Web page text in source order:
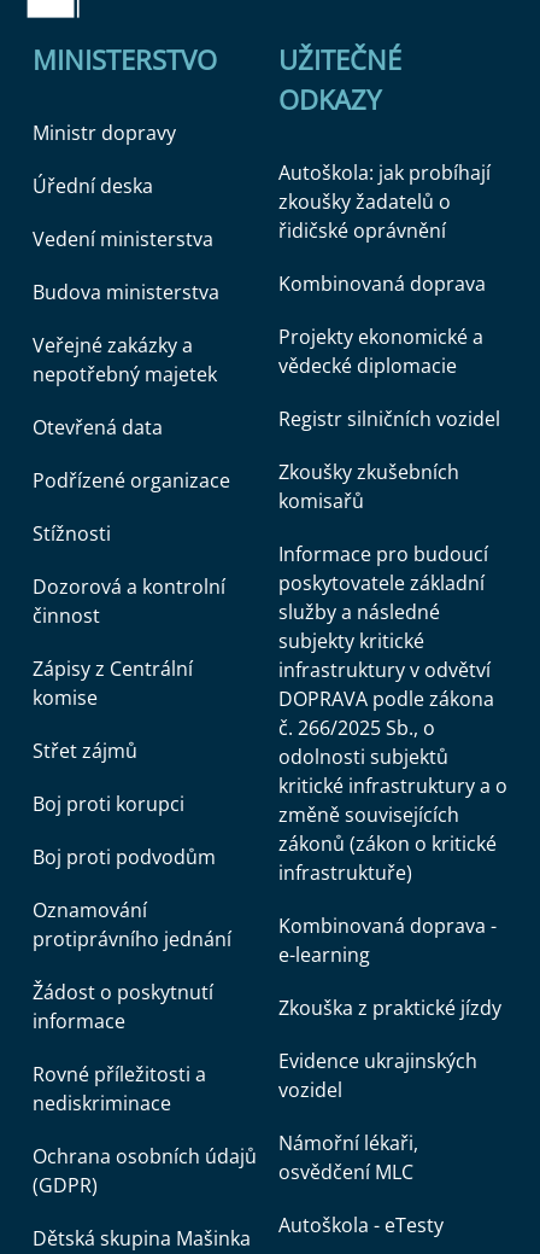
MINISTERSTVO
Ministr dopravy
Úřední deska
Vedení ministerstva
Budova ministerstva
Veřejné zakázky a
nepotřebný majetek
Otevřená data
Podřízené organizace
Stížnosti
Dozorová a kontrolní
činnost
Zápisy z Centrální
komise
Střet zájmů
Boj proti korupci
Boj proti podvodům
Oznamování
protiprávního jednání
Žádost o poskytnutí
informace
Rovné příležitosti a
nediskriminace
Ochrana osobních údajů
(GDPR)
Dětská skupina Mašinka
UŽITEČNÉ
ODKAZY
Autoškola: jak probíhají
zkoušky žadatelů o
řidičské oprávnění
Kombinovaná doprava
Projekty ekonomické a
vědecké diplomacie
Registr silničních vozidel
Zkoušky zkušebních
komisařů
Informace pro budoucí
poskytovatele základní
služby a následné
subjekty kritické
infrastruktury v odvětví
DOPRAVA podle zákona
č. 266/2025 Sb., o
odolnosti subjektů
kritické infrastruktury a o
změně souvisejících
zákonů (zákon o kritické
infrastruktuře)
Kombinovaná doprava -
e-learning
Zkouška z praktické jízdy
Evidence ukrajinských
vozidel
Námořní lékaři,
osvědčení MLC
Autoškola - eTesty